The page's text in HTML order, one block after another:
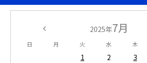
2025年7月
日 月 火 水 木
1 2 3